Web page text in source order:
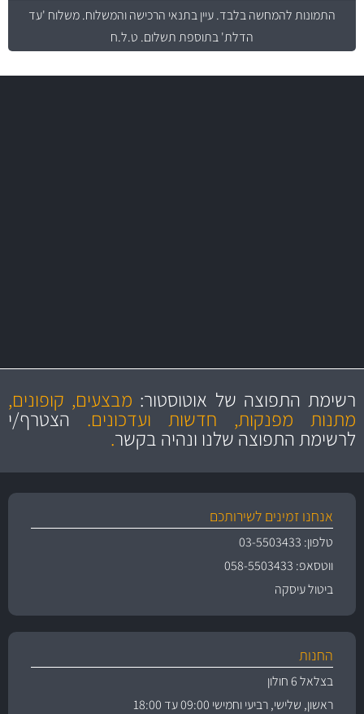
התמונות להמחשה בלבד.עיין בתנאי הרכישה והמשלוח. משלוח 'עד
הדלת' בתוספת תשלום. ט.ל.ח
מקצועיות
ושירות מצויין
מחירים
הוגנים
והיצע מוצרים איכותירשימת התפוצה של אוטוסטור: מבצעים, קופונים,
מתנות מפנקות, חדשות ועדכונים.הצטרף/י
לרשימת התפוצה שלנו ונהיה בקשר.
אנחנו זמינים לשירותכם
טלפון: 03-5503433
ווטסאפ: 058-5503433
ביטול עיסקה
החנות
בצלאל 6 חולון
ראשון, שלישי, רביעי וחמישי 09:00 עד 18:00